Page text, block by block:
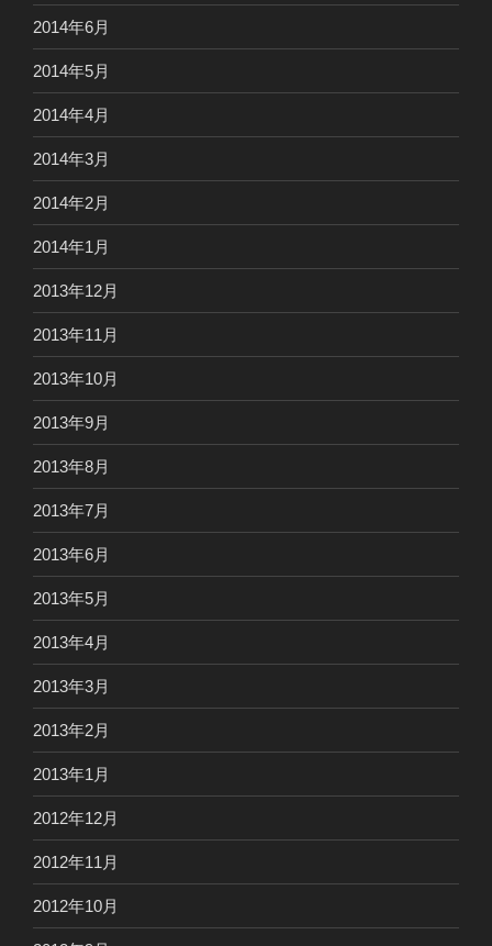
2014年6月
2014年5月
2014年4月
2014年3月
2014年2月
2014年1月
2013年12月
2013年11月
2013年10月
2013年9月
2013年8月
2013年7月
2013年6月
2013年5月
2013年4月
2013年3月
2013年2月
2013年1月
2012年12月
2012年11月
2012年10月